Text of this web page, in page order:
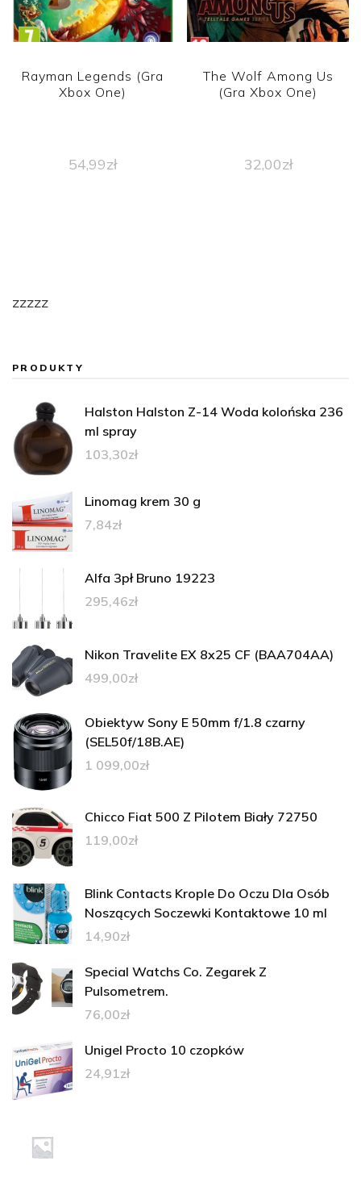
Rayman Legends (Gra
Xbox One)
54,99zł
The Wolf Among Us
(Gra Xbox One)
32,00zł
zzzzz
PRODUKTY
Halston Halston Z-14 Woda kolońska 236
ml spray
103,30zł
Linomag krem 30 g
7,84zł
Alfa 3pł Bruno 19223
295,46zł
Nikon Travelite EX 8x25 CF (BAA704AA)
499,00zł
Obiektyw Sony E 50mm f/1.8 czarny
(SEL50f/18B.AE)
1 099,00zł
Chicco Fiat 500 Z Pilotem Biały 72750
119,00zł
Blink Contacts Krople Do Oczu Dla Osób
Noszących Soczewki Kontaktowe 10 ml
14,90zł
Special Watchs Co. Zegarek Z
Pulsometrem.
76,00zł
Unigel Procto 10 czopków
24,91zł